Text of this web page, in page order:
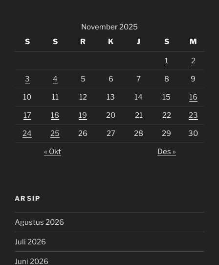
November 2025
S
S R K J S M
1 2
3 4 5 6 7 8 9
10 11 12 13 14 15 16
17 18 19 20 21 22 23
24 25 26 27 28 29 30
« Okt Des »
ARSIP
Agustus 2026
Juli 2026
Juni 2026